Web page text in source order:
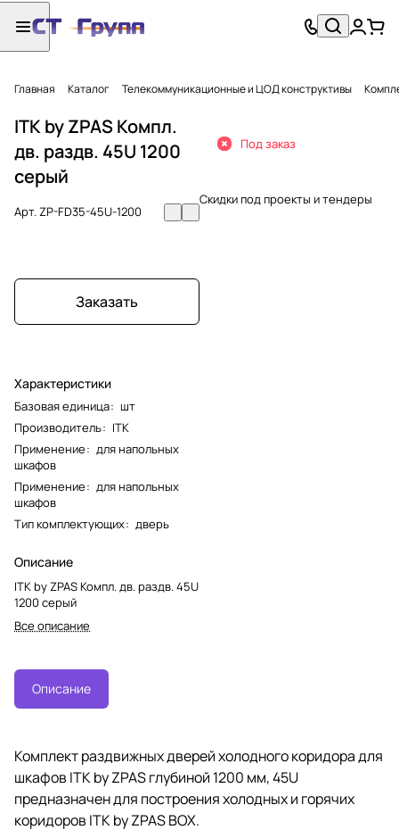
Главная Каталог Телекоммуникационные и ЦОД конструктивы
ITK by ZPAS Компл.
дв. раздв. 45U 1200
серый
Арт.ZP-FD35-45U-1200
Заказать
Характеристики
Базовая единица: шт
Производитель: ITK
Применение: для напольных
шкафов
Применение: для напольных
шкафов
Тип комплектующих: дверь
Описание
ITK by ZPAS Компл. дв. раздв. 45U
1200 серый
Все описание
Под заказ
Скидки под проекты и тендеры
Описание
Комплект раздвижных дверей холодного коридора для
шкафов ITK by ZPAS глубиной 1200 мм, 45U
предназначен для построения холодных и горячих
коридоров ITK by ZPAS BOX.